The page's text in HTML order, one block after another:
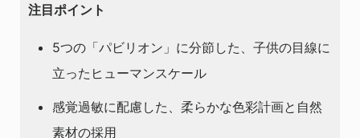
注目ポイント
5つの「パビリオン」に分節した、子供の目線に
立ったヒューマンスケール
感覚過敏に配慮した、柔らかな色彩計画と自然
素材の採用